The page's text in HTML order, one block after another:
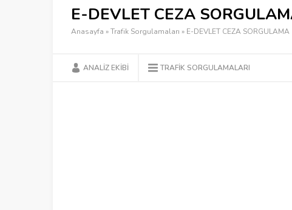
E-DEVLET CEZA
Anasayfa »Trafik Sorgulamaları » E-DEVLET CEZA SORGULAMA
ANALIZ EKIBI TRAFIK SORGULAMALARI